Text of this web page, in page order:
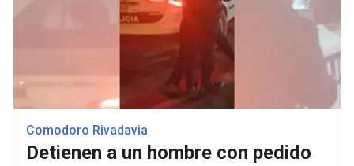
Comodoro Rivadavia
Detienen a un hombre con pedido